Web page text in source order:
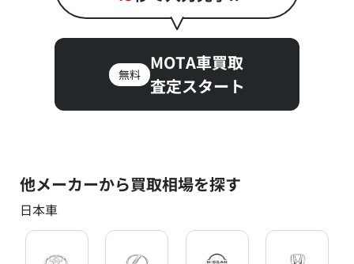
無料
MOTA車買取
査定スタート
他メーカーから買取相場を探す
日本車